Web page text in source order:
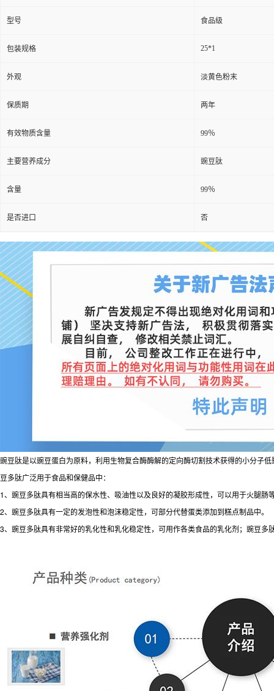
型号 食品级
包装规格 25*1
外观 淡黄色粉末
保质期 两年
有效物质含量 99％
主要营养成分 豌豆肽
含量 99％
是否进口 否
豌豆肽是以豌豆蛋白为原料，利用生物复合酶酶解的定向酶切割技术获得的小分子
豆多肽广泛用于食品和保健品中：
1、豌豆多肽具有相当高的保水性、吸油性以及良好的凝胶形成性，可以用于火腿肠
2、豌豆多肽具有一定的发泡性和泡沫稳定性，可部分代替蛋类添加到糕点制品中。
3、豌豆多肽具有非常好的乳化性和乳化稳定性，可用作各类食品的乳化剂；豌豆